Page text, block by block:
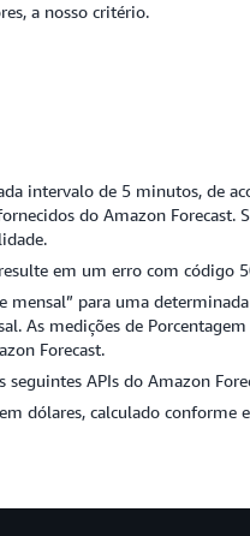
a nosso critério.
intervalo de 5 minutos, de
do Amazon
em um erro com código
mensal” para uma
As medições de
Forecast.
APIs do Amazon
dólares, calculado